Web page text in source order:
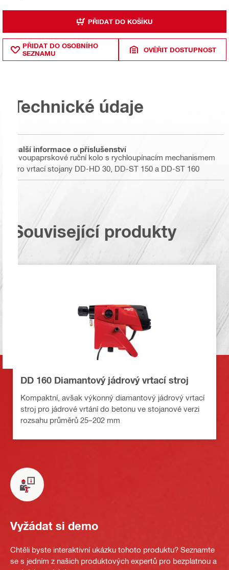
PŘIDAT DO KOŠÍKU
PŘIDAT DO OSOBNÍHO
SEZNAMU
OVĚŘIT DOSTUPNOST
Technické údaje
Další informace o příslušenství
Dvoupaprskové ruční kolo s rychloupínacím mechanismem
pro vrtací stojany DD-HD 30, DD-ST 150 a DD-ST 160
Související produkty
DD 160 Diamantový jádrový vrtací stroj
Kompaktní, avšak výkonný diamantový jádrový vrtací
stroj pro jádrové vrtání do betonu ve stojanové verzi
rozsahu průměrů 25–202 mm
Vyžádat si demo
Chtěli byste interaktivní ukázku tohoto produktu? Seznamte
se s jedním z našich produktových expertů pro bezplatnou a